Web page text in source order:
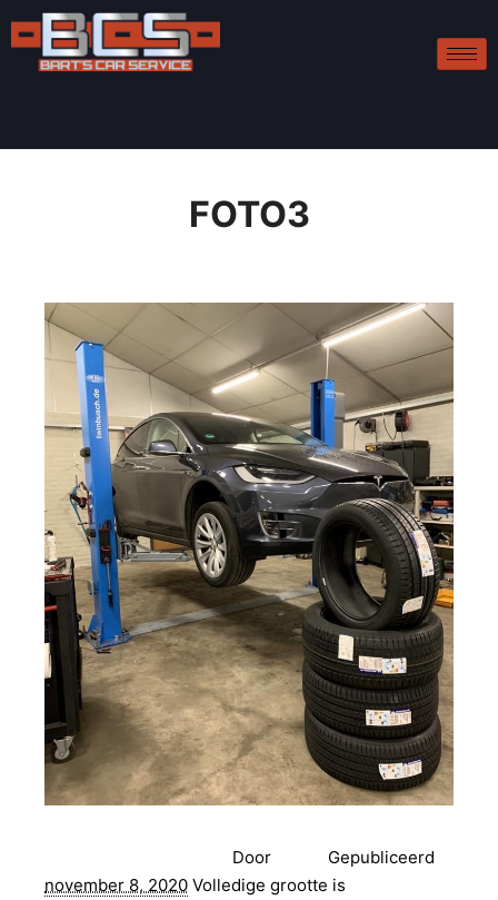
FOTO3
Door
Gepubliceerd
november 8, 2020 Volledige grootte is